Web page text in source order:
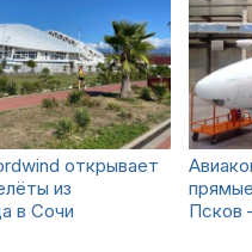
открывает
из
в Сочи
Псков